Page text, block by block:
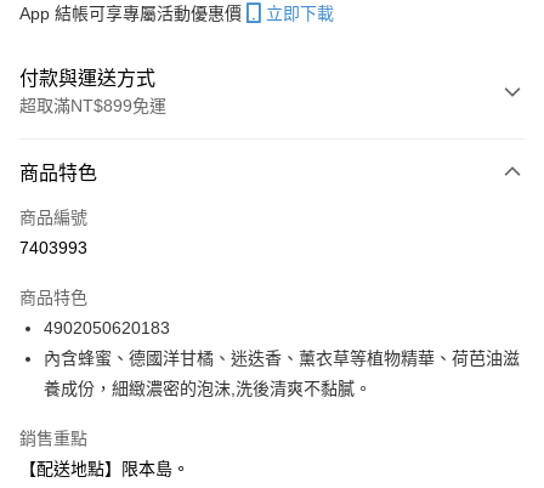
App 結帳可享專屬活動優惠價 立即下載
付款與運送方式
超取滿NT$899免運
信用卡一次付款
超商取貨付款
Apple Pay
街口支付
Google Pay
商品特色
商品編號
7403993
商品特色
4902050620183
內含蜂蜜、德國洋甘橘、迷迭香、薰衣草等植物精華、荷芭油滋
養成份，細緻濃密的泡沫,洗後清爽不黏膩。
銷售重點
【配送地點】限本島。